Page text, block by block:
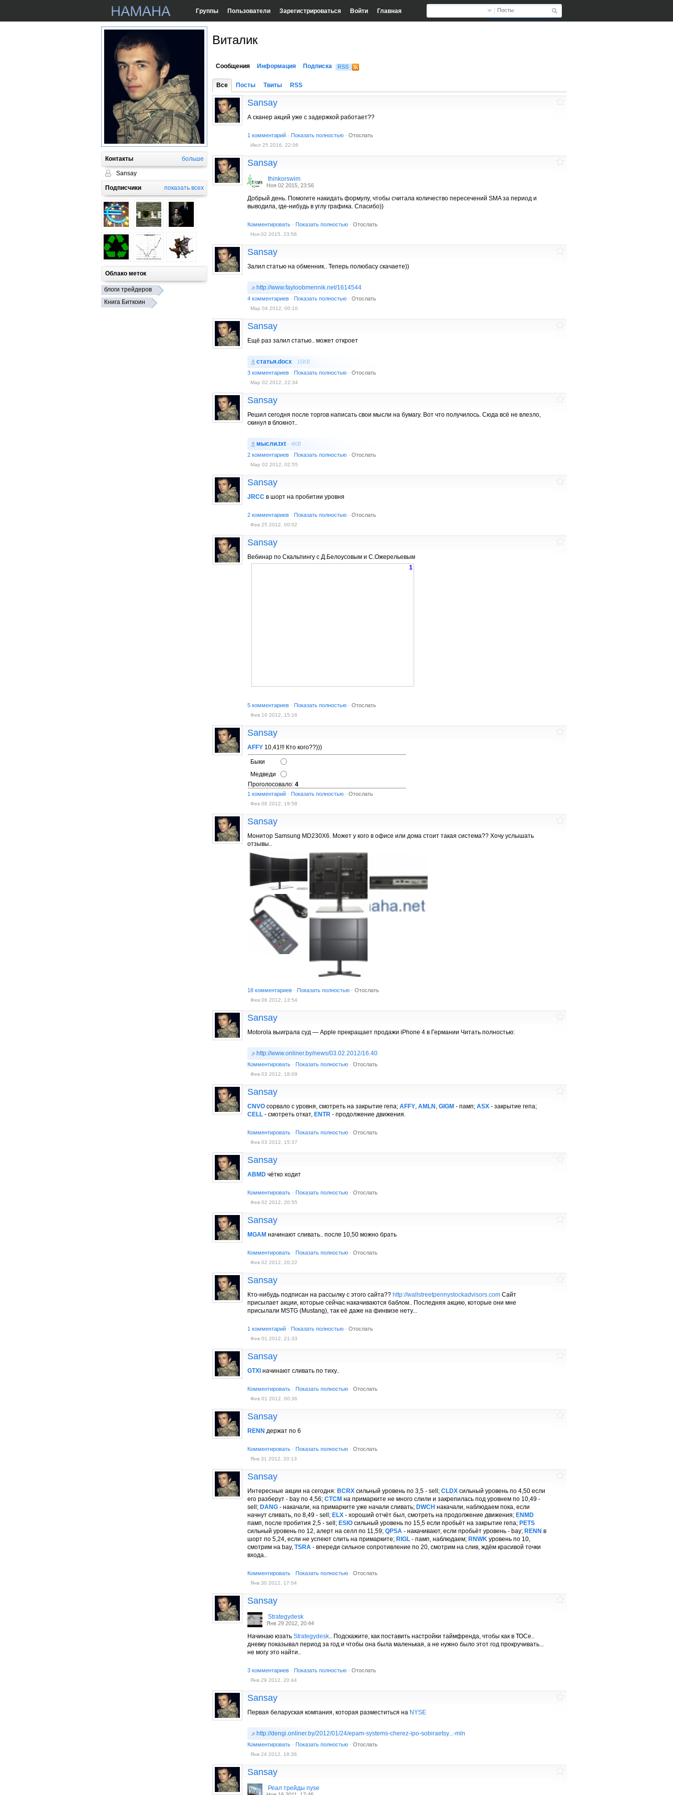
Посты
Группы Пользователи Зарегистрироваться Войти Главная
Контакты больше
Sansay
Подписчики показать всех
Облако меток
блоги трейдеров
Книга Биткоин
Виталик
Сообщения Информация Подписка RSS
Все Посты Твиты RSS
Sansay
А сканер акций уже с задержкой работает??
1 комментарий · Показать полностью · Отослать
Июл 25 2016, 22:06
Sansay
thinkorswim
Ноя 02 2015, 23:56
Добрый день. Помогите накидать формулу, чтобы считала количество пересечений SMA за период и
выводила, где-нибудь в углу графика. Спасибо))
Комментировать · Показать полностью · Отослать
Ноя 02 2015, 23:56
Sansay
Залил статью на обменник.. Теперь полюбасу скачаете))
http://www.fayloobmennik.net/1614544
4 комментариев · Показать полностью · Отослать
Мар 04 2012, 00:10
Sansay
Ещё раз залил статью.. может откроет
статья.docx · 15KB
3 комментариев · Показать полностью · Отослать
Мар 02 2012, 22:34
Sansay
Решил сегодня после торгов написать свои мысли на бумагу. Вот что получилось. Сюда всё не влезло,
скинул в блокнот..
мысли.txt · 4KB
2 комментариев · Показать полностью · Отослать
Мар 02 2012, 02:55
Sansay
JRCC в шорт на пробитии уровня
2 комментариев · Показать полностью · Отослать
Фев 25 2012, 00:02
Sansay
Вебинар по Скальпингу с Д.Белоусовым и С.Ожерельевым
1
5 комментариев · Показать полностью · Отослать
Фев 10 2012, 15:16
Sansay
AFFY 10,41!!! Кто кого??)))
Быки
Медведи
Проголосовало: 4
1 комментарий · Показать полностью · Отослать
Фев 06 2012, 19:58
Sansay
Монитор Samsung MD230X6. Может у кого в офисе или дома стоит такая система?? Хочу услышать
отзывы..
18 комментариев · Показать полностью · Отослать
Фев 06 2012, 13:54
Sansay
Motorola выиграла суд — Apple прекращает продажи iPhone 4 в Германии Читать полностью:
http://www.onliner.by/news/03.02.2012/16.40
Комментировать · Показать полностью · Отослать
Фев 03 2012, 18:09
Sansay
CNVO сорвало с уровня, смотреть на закрытие гепа; AFFY, AMLN , GIGM - памп; ASX - закрытие гепа;
CELL - смотреть откат, ENTR - продолжение движения.
Комментировать · Показать полностью · Отослать
Фев 03 2012, 15:37
Sansay
ABMD чётко ходит
Комментировать · Показать полностью · Отослать
Фев 02 2012, 20:55
Sansay
MGAM начинают сливать.. после 10,50 можно брать
Комментировать · Показать полностью · Отослать
Фев 02 2012, 20:22
Sansay
Кто-нибудь подписан на рассылку с этого сайта?? http://wallstreetpennystockadvisors.com Сайт
присылает акции, которые сейчас накачиваются баблом.. Последняя акцию, которые они мне
присылали MSTG (Mustang), так её даже на финвизе нету...
1 комментарий · Показать полностью · Отослать
Фев 01 2012, 21:33
Sansay
GTXI начинают сливать по тиху..
Комментировать · Показать полностью · Отослать
Фев 01 2012, 00:36
Sansay
RENN держат по 6
Комментировать · Показать полностью · Отослать
Янв 31 2012, 20:13
Sansay
Интересные акции на сегодня: BCRX сильный уровень по 3,5 - sell; CLDX сильный уровень по 4,50 если
его разберут - bay по 4,56; CTCM на примарките не много слили и закрепилась под уровнем по 10,49 -
sell; DANG - накачали, на примарките уже начали сливать; DWCH накачали, наблюдаем пока, если
начнут сливать, по 8,49 - sell; ELX - хороший отчёт был, смотреть на продолжение движения; ENMD
памп, после пробития 2,5 - sell; ESIO сильный уровень по 15,5 если пробьёт на закрытие гепа; PETS
сильный уровень по 12, алерт на селл по 11,59; QPSA - накачивают, если пробьёт уровень - bay; RENN в
шорт по 5,24, если не успеют слить на примарките; RIGL - памп, наблюдаем; RNWK уровень по 10,
смотрим на bay, TSRA - впереди сильное сопротивление по 20, смотрим на слив, ждём красивой точки
входа..
Комментировать · Показать полностью · Отослать
Янв 30 2012, 17:04
Sansay
Strategydesk
Янв 29 2012, 20:44
Начинаю юзать Strategydesk.. Подскажите, как поставить настройки таймфренда, чтобы как в ТОСе..
дневку показывал период за год и чтобы она была маленькая, а не нужно было этот год прокручивать...
не могу это найти..
3 комментариев · Показать полностью · Отослать
Янв 29 2012, 20:44
Sansay
Первая беларуская компания, которая разместиться на NYSE
http://dengi.onliner.by/2012/01/24/epam-systems-cherez-ipo-sobiraetsy...-mln
Комментировать · Показать полностью · Отослать
Янв 24 2012, 18:36
Sansay
Реал трейды nyse